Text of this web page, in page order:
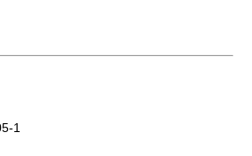
1